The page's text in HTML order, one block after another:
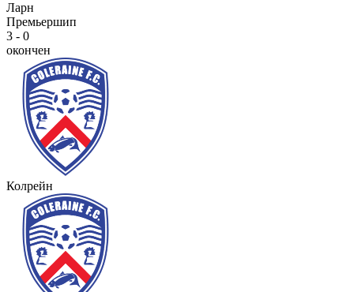
Ларн
Премьершип
3 - 0
окончен
Колрейн